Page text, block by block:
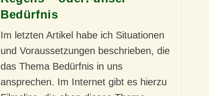
Bedürfnis
Im letzten Artikel habe ich Situationen
und Voraussetzungen beschrieben, die
das Thema Bedürfnis in uns
ansprechen. Im Internet gibt es hierzu